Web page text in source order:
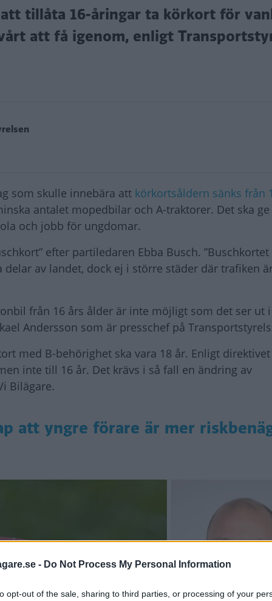
- Do Not Process My Personal Information
opt-out of the sale, sharing to third parties, or processing of your
tillåta 16-åringar ta körkort för
att få igenom, enligt
som skulle innebära att körkortsåldern sänks från
antalet mopedbilar och A-traktorer. Det ska
och jobb för ungdomar.
efter partiledaren Ebba Busch. ”Buschkortet
av landet, dock ej i större städer där trafiken
från 16 års ålder är inte möjligt som det ser ut
Andersson som är presschef på
med B-behörighet ska vara 18 år. Enligt
inte till 16 år. Det krävs i så fall en ändring av
Bilägare.
att yngre förare är mer